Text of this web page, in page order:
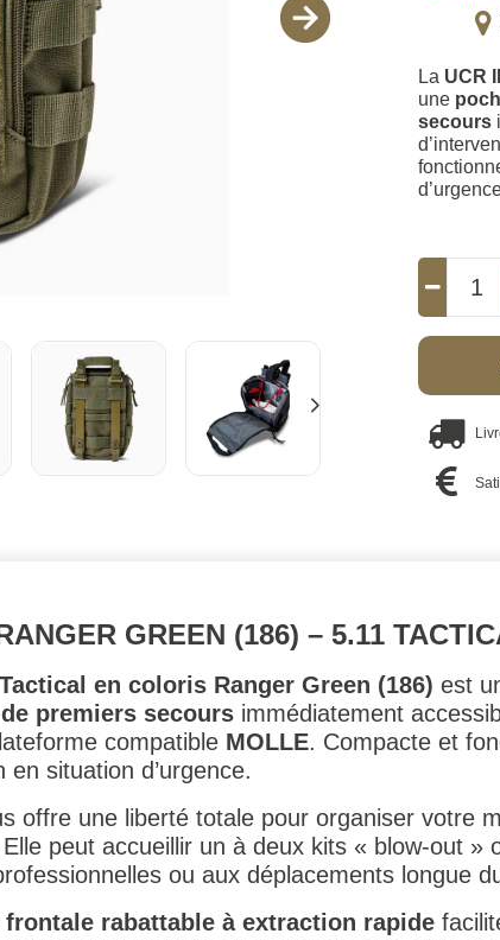
La UCR
une
secours
GREEN (186) – 5.11
en coloris Ranger Green (186) est
premiers secours immédiatement
compatible MOLLE. Compacte et
en situation d’urgence.
offre une liberté totale pour organiser votre
peut accueillir un à deux kits « blow-out »
ou aux déplacements longue
frontale rabattable à extraction rapide